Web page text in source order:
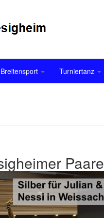
Breitensport Turniertanz
Paare